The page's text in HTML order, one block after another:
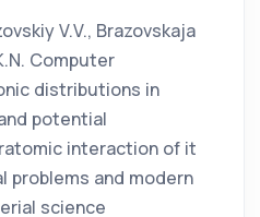
V.V., Brazovskaja
Computer
distributions in
potential
interaction of it
problems and modern
science